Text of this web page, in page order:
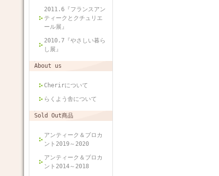
2011.6『フランスアン
ティークとクチュリエ
ール展』
2010.7『やさしい暮ら
し展』
About us
Cherirについて
らくよう舎について
Sold Out商品
アンティーク＆ブロカ
ント2019～2020
アンティーク＆ブロカ
ント2014～2018